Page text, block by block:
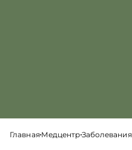
ГлавнаяМедцентрЗаболевания